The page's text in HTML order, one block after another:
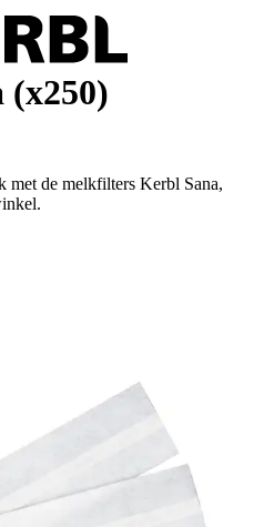
met de melkfilters Kerbl Sana,